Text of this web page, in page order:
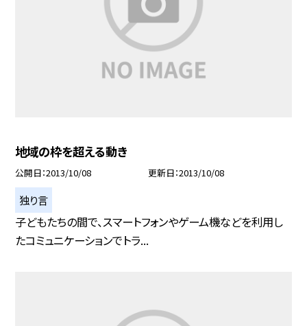
地域の枠を超える動き
公開日 2013/10/08 更新日 2013/10/08
独り言
子どもたちの間で、スマートフォンやゲーム機などを利用し
たコミュニケーションでトラ...